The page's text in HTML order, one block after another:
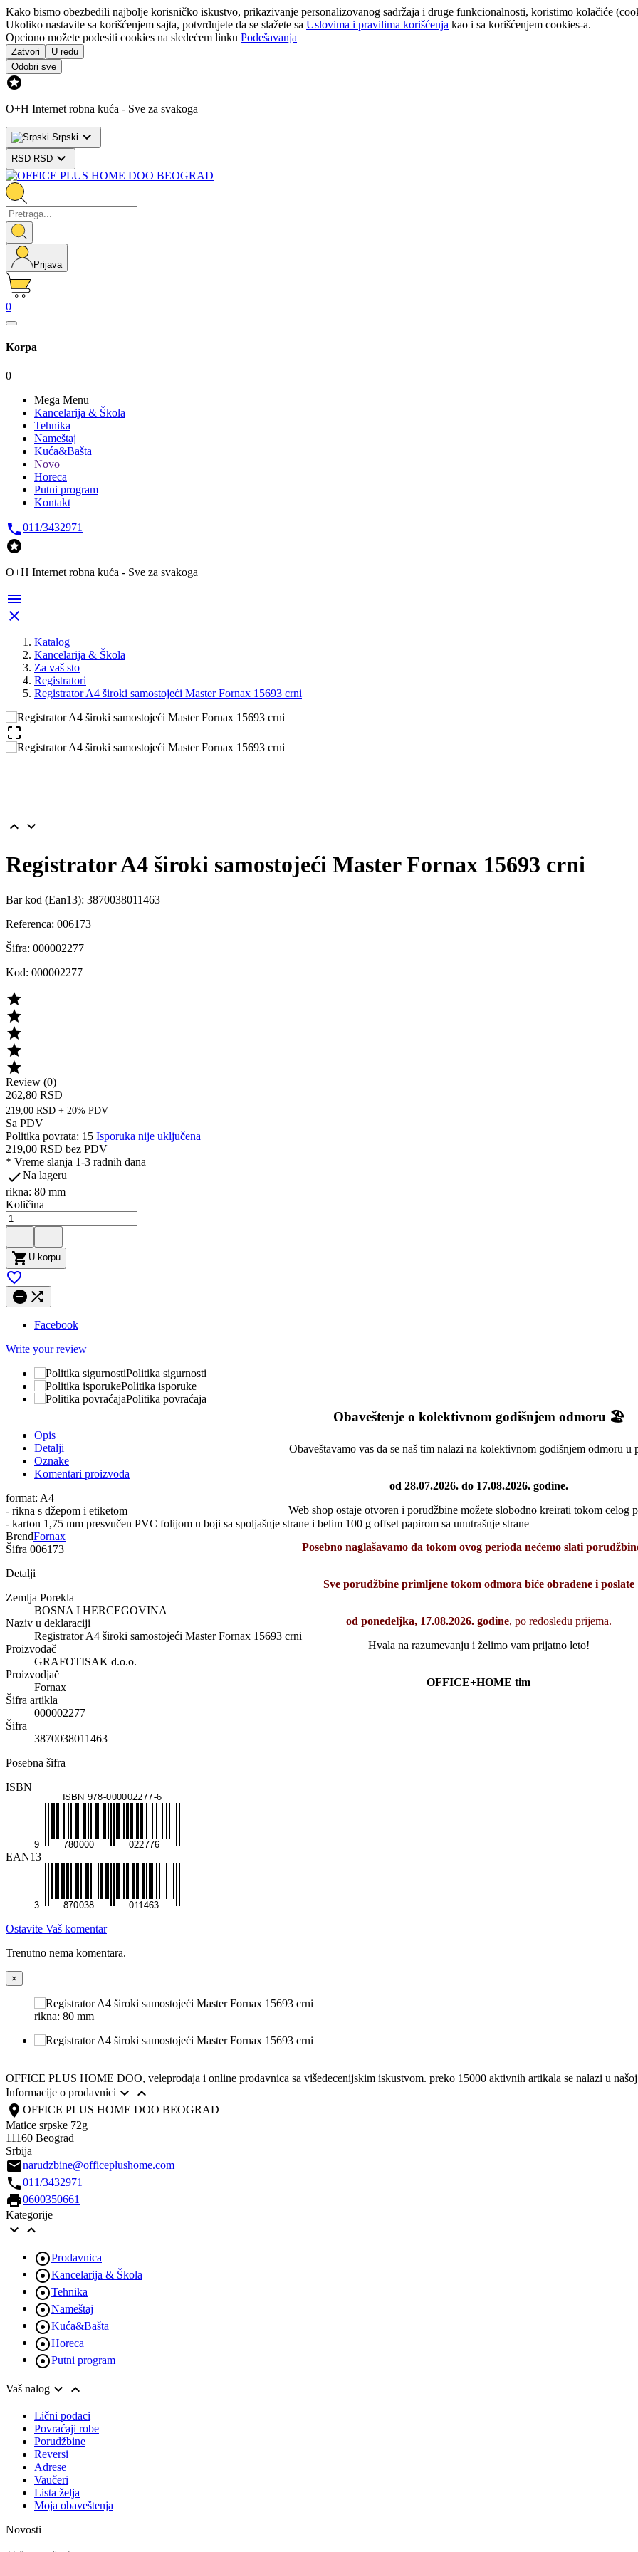
Kako bismo obezbedili najbolje korisničko iskustvo, prikazivanje personalizovanog sadržaja i druge funkcionalnosti, koristimo kolačiće
Ukoliko nastavite sa korišćenjem sajta, potvrđujete da se slažete sa Uslovima i pravilima korišćenja kao i sa korišćenjem cookies-a.
Opciono možete podesiti cookies na sledećem linku Podešavanja
Zatvori
U redu
Odobri sve

O+H Internet robna kuća - Sve za svakoga
Srpski 
RSD RSD 
Prijava
0
Korpa
0
Mega Menu
Kancelarija & Škola
Tehnika
Nameštaj
Kuća&Bašta
Novo
Horeca
Putni program
Kontakt
011/3432971

O+H Internet robna kuća - Sve za svakoga


Katalog
Kancelarija & Škola
Za vaš sto
Registratori
Registrator A4 široki samostojeći Master Fornax 15693 crni

 
Registrator A4 široki samostojeći Master Fornax 15693 crni
Bar kod (Ean13): 3870038011463
Referenca: 006173
Šifra: 000002277
Kod: 000002277





Review (0)
262,80 RSD
219,00 RSD + 20% PDV
Sa PDV
Politika povrata: 15 Isporuka nije uključena
219,00 RSD bez PDV
* Vreme slanja 1-3 radnih dana
Na lageru
rikna: 80 mm
Količina
 U korpu

 
Facebook
Write your review
Politika sigurnosti
Politika isporuke
Politika povraćaja
Opis
Detalji
Oznake
Komentari proizvoda
format: A4
- rikna s džepom i etiketom
- karton 1,75 mm presvučen PVC folijom u boji sa spoljašnje strane i belim 100 g offset papirom sa unutrašnje strane
BrendFornax
Šifra 006173
Detalji
Zemlja Porekla
BOSNA I HERCEGOVINA
Naziv u deklaraciji
Registrator A4 široki samostojeći Master Fornax 15693 crni
Proizvođač
GRAFOTISAK d.o.o.
Proizvodjač
Fornax
Šifra artikla
000002277
Šifra
3870038011463
Posebna šifra
ISBN
EAN13
Ostavite Vaš komentar
Trenutno nema komentara.
×
rikna: 80 mm
OFFICE PLUS HOME DOO, veleprodaja i online prodavnica sa višedecenijskim iskustvom. preko 15000 aktivnih artikala se nalazi u
Informacije o prodavnici  
location_on OFFICE PLUS HOME DOO BEOGRAD
Matice srpske 72g
11160 Beograd
Srbija
emailnarudzbine@officeplushome.com
call011/3432971
print0600350661
Kategorije
 
Prodavnica
Kancelarija & Škola
Tehnika
Nameštaj
Kuća&Bašta
Horeca
Putni program
Vaš nalog  
Lični podaci
Povraćaji robe
Porudžbine
Reversi
Adrese
Vaučeri
Lista želja
Moja obaveštenja
Novosti
Obaveštenje o kolektivnom godišnjem odmoru 🏖️
Obaveštavamo vas da se naš tim nalazi na kolektivnom godišnjem odmoru u
od 28.07.2026. do 17.08.2026. godine.
Web shop ostaje otvoren i porudžbine možete slobodno kreirati tokom celog
Posebno naglašavamo da tokom ovog perioda nećemo slati
Sve porudžbine primljene tokom odmora biće obrađene i poslate
od ponedeljka, 17.08.2026. godine, po redosledu prijema.
Hvala na razumevanju i želimo vam prijatno leto!
OFFICE+HOME tim